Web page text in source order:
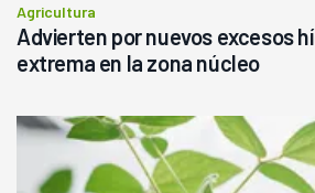
Agricultura
Advierten por nuevos excesos
extrema en la zona núcleo